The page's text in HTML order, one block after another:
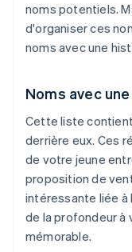
noms potentiels.
d'organiser ces
noms avec une
Noms avec
Cette liste
derrière eux. Ces
de votre jeune
proposition de
intéressante liée
de la profondeur à
mémorable.